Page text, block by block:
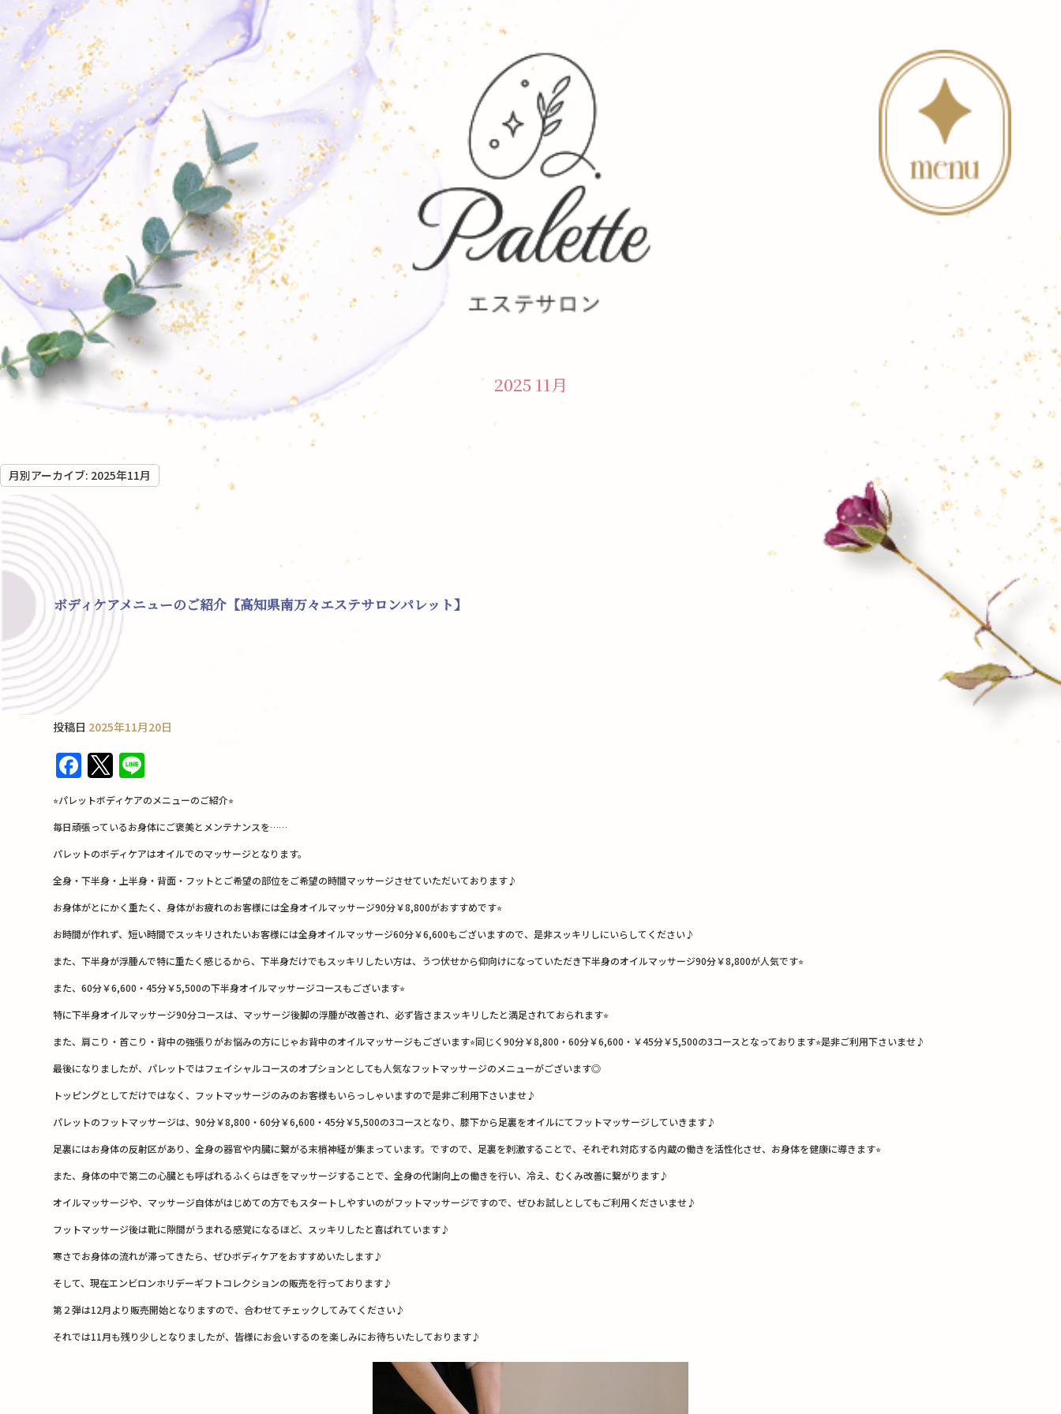
2025 11月
月別アーカイブ: 2025年11月
ボディケアメニューのご紹介【高知県南万々エステサロンパレット】
投稿日 2025年11月20日
F
a
c
e
b
o
o
k
T
w
it
te
r
n
e
⭐︎パレットボディケアのメニューのご紹介⭐︎
毎日頑張っているお身体にご褒美とメンテナンスを……
パレットのボディケアはオイルでのマッサージとなります。
全身・下半身・上半身・背面・フットとご希望の部位をご希望の時間マッサージさせていただいております♪
お身体がとにかく重たく、身体がお疲れのお客様には全身オイルマッサージ90分￥8,800がおすすめです⭐︎
お時間が作れず、短い時間でスッキリされたいお客様には全身オイルマッサージ60分￥6,600もございますので、是非スッキリしにいらしてください♪
また、下半身が浮腫んで特に重たく感じるから、下半身だけでもスッキリしたい方は、うつ伏せから仰向けになっていただき下半身のオイルマッサージ90分￥8,800が人気です⭐︎
また、60分￥6,600・45分￥5,500の下半身オイルマッサージコースもございます⭐︎
特に下半身オイルマッサージ90分コースは、マッサージ後脚の浮腫が改善され、必ず皆さまスッキリしたと満足されておられます⭐︎
また、肩こり・首こり・背中の強張りがお悩みの方にじゃお背中のオイルマッサージもございます⭐︎同じく90分￥8,800・60分￥6,600・￥45分￥5,500の3コースとなっております⭐︎是非ご利用下さいませ♪
最後になりましたが、パレットではフェイシャルコースのオプションとしても人気なフットマッサージのメニューがございます◎
トッピングとしてだけではなく、フットマッサージのみのお客様もいらっしゃいますので是非ご利用下さいませ♪
パレットのフットマッサージは、90分￥8,800・60分￥6,600・45分￥5,500の3コースとなり、膝下から足裏をオイルにてフットマッサージしていきます♪
足裏にはお身体の反射区があり、全身の器官や内臓に繋がる末梢神経が集まっています。ですので、足裏を刺激することで、それぞれ対応する内蔵の働きを活性化させ、お身体を健康に導きます⭐︎
また、身体の中で第二の心臓とも呼ばれるふくらはぎをマッサージすることで、全身の代謝向上の働きを行い、冷え、むくみ改善に繋がります♪
オイルマッサージや、マッサージ自体がはじめての方でもスタートしやすいのがフットマッサージですので、ぜひお試しとしてもご利用くださいませ♪
フットマッサージ後は靴に隙間がうまれる感覚になるほど、スッキリしたと喜ばれています♪
寒さでお身体の流れが滞ってきたら、ぜひボディケアをおすすめいたします♪
そして、現在エンビロンホリデーギフトコレクションの販売を行っております♪
第２弾は12月より販売開始となりますので、合わせてチェックしてみてください♪
それでは11月も残り少しとなりましたが、皆様にお会いするのを楽しみにお待ちいたしております♪